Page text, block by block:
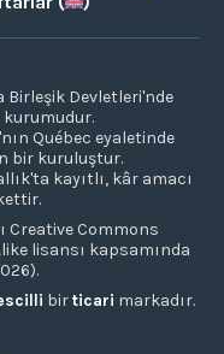
Birleşik Devletleri'nde
kurumudur.
Québec eyaletinde
bir kuruluştur.
kayıtlı, kâr amacı
Creative Commons
lisansı kapsamında
birticari markadır.